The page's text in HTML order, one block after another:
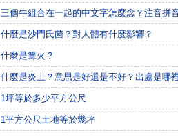
三個牛組合在一起的中文字怎麼念？注音拼
什麼是沙門氏菌？對人體有什麼影響？
什麼是篝火？
什麼是炎上？意思是好還是不好？出處是哪
1坪等於多少平方公尺
1平方公尺土地等於幾坪